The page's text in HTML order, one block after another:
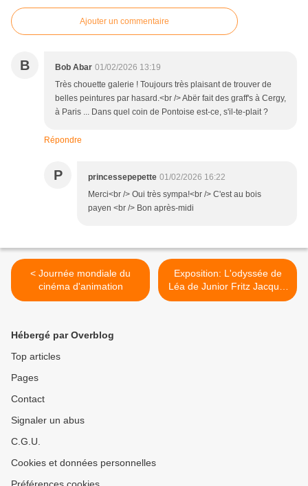
Ajouter un commentaire
B Bob Abar 01/02/2026 13:19
Très chouette galerie ! Toujours très plaisant de trouver de
belles peintures par hasard.<br /> Abër fait des graff's à Cergy,
à Paris ... Dans quel coin de Pontoise est-ce, s'il-te-plait ?
Répondre
P princessepepette 01/02/2026 16:22
Merci<br /> Oui très sympa!<br /> C'est au bois
payen <br /> Bon après-midi
< Journée mondiale du
cinéma d'animation
Exposition: L'odyssée de
Léa de Junior Fritz Jacquet
>
Hébergé par Overblog
Top articles
Pages
Contact
Signaler un abus
C.G.U.
Cookies et données personnelles